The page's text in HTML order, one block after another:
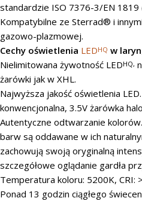
standardzie ISO 7376-3/EN 1819
Kompatybilne ze Sterrad® i
gazowo-plazmowej.
Cechy oświetlenia LEDHQ w
Nielimitowana żywotność LEDHQ,
żarówki jak w XHL.
Najwyższa jakość oświetlenia
konwencjonalna, 3.5V żarówka
Autentyczne odtwarzanie
barw są oddawane w ich
zachowują swoją oryginalną
szczegółowe oglądanie gardła
Temperatura koloru: 5200K, CRI:
Ponad 13 godzin ciągłego